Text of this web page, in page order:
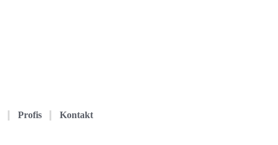
Profis Kontakt